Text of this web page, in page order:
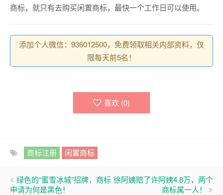
商标，就只有去购买闲置商标，最快一个工作日可以使用。
添加个人微信：936012500，免费领取相关内部资料，仅
限每天前5名！
喜欢 (0)
商标注册 闲置商标
绿色的“蜜雪冰城”招牌，商标
申请为何是黑色！
徐阿姨赔了许阿姨4.8万，两个
商标属一人！